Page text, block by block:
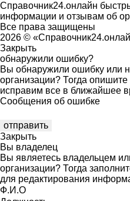
Справочник24.онлайн
информации и отзывам об
Все права защищены
2026 ©
Закрыть
обнаружили ошибку?
Вы обнаружили ошибку или
организации? Тогда
исправим все в ближайшее
Сообщения об ошибке
Закрыть
Вы владелец
Вы являетесь владельцем
организации? Тогда
для редактирования
Ф.И.О